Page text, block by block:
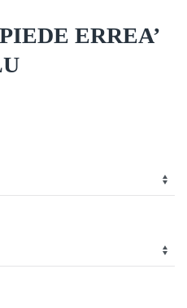
ERREA’